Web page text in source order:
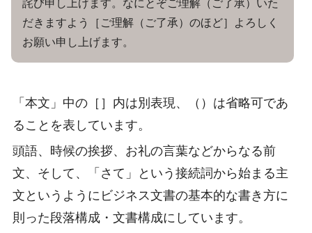
だきますよう［ご理解（ご了承）のほど］よろしく
お願い申し上げます。
「本文」中の［］内は別表現、（）は省略可であ
ることを表しています。
頭語、時候の挨拶、お礼の言葉などからなる前
文、そして、「さて」という接続詞から始まる主
文というようにビジネス文書の基本的な書き方に
則った段落構成・文書構成にしています。